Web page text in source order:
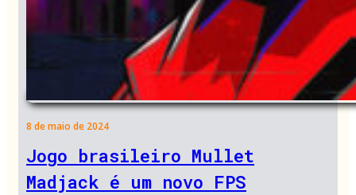
8 de maio de 2024
Jogo brasileiro Mullet
Madjack é um novo FPS